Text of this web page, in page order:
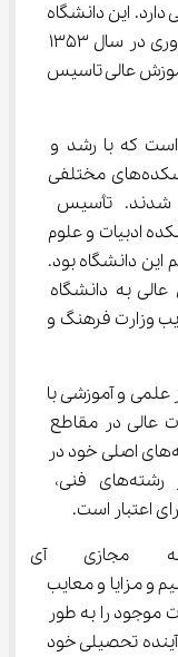
دارد. این دانشگاه
عالی تاسیس
که با رشد و
توسعه دانشگاه، در سال‌های بعد، دانشکده‌های مختلفی
شدند. تأسیس
در سال 1369 و دانشکده ادبیات و علوم
مهم این دانشگاه بود.
به دانشگاه
وزارت فرهنگ و
علمی و آموزشی با
عالی در مقاطع
مختلف است. این دانشگاه علاوه بر رشته‌های اصلی خود در
کشاورزی و دامپروری، در بسیاری از رشته‌های فنی،
اعتبار است.
مجازی آی
و مزایا و معایب
موجود را به طور
تحصیلی خود